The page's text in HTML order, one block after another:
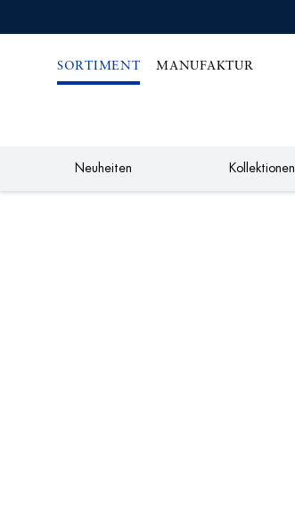
SORTIMENT MANUFAKTUR
Neuheiten Kollektionen